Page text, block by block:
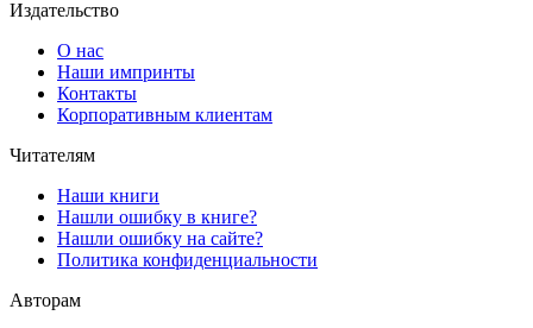
Издательство
О нас
Наши импринты
Контакты
Корпоративным клиентам
Читателям
Наши книги
Нашли ошибку в книге?
Нашли ошибку на сайте?
Политика конфиденциальности
Авторам